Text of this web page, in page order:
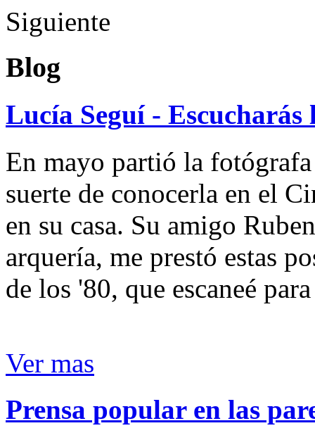
Siguiente
Blog
Lucía Seguí - Escucharás
En mayo partió la
suerte de conocerla en el
en su casa. Su amigo
arquería, me prestó estas
de los '80, que escaneé
Ver mas
Prensa popular en las